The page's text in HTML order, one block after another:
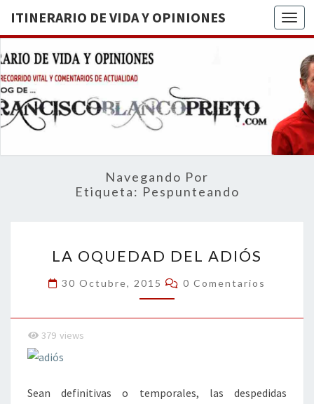
ITINERARIO DE VIDA Y OPINIONES
DE
BREVE
RECORRIDO
VITAL Y
ACTUALIDAD
Navegando Por
Etiqueta: Pespunteando
OQUEDAD
DEL
ADIÓS
LA OQUEDAD DEL ADIÓS
30 Octubre, 2015 Comentarios
0 Comentarios
379 views
Sean definitivas o temporales, las despedidas